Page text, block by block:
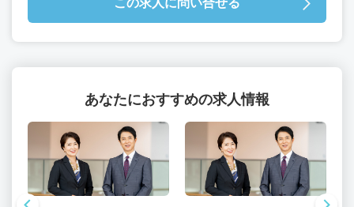
あなたにおすすめの求人情報